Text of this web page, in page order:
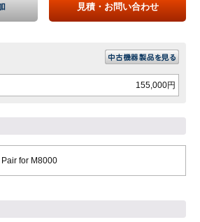
見積・お問い合わせ
155,000円
for M8000